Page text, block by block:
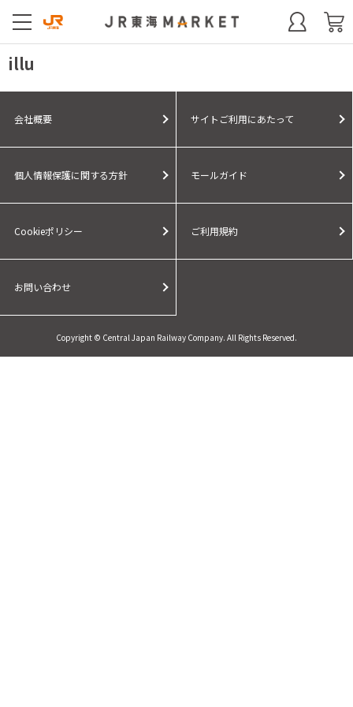
illu
会社概要 サイトご利用にあたって
個人情報保護に関する方針 モールガイド
Cookieポリシー ご利用規約
お問い合わせ
Copyright © Central Japan Railway Company. All Rights Reserved.